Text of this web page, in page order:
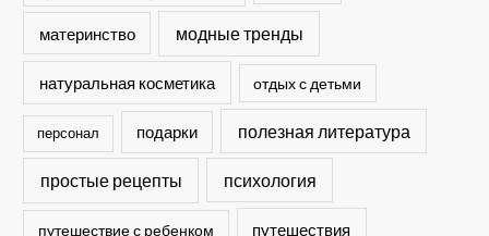
материнство модные тренды
натуральная косметика отдых с детьми
персонал подарки полезная литература
простые рецепты психология
путешествие с ребенком путешествия